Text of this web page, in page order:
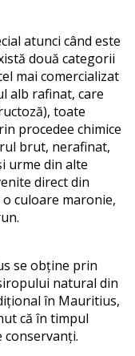
atunci când este
două categorii
mai comercializat
alb rafinat, care
toate
procedee chimice
brut, nerafinat,
urme din alte
direct din
culoare maronie,
se obține prin
natural din
în Mauritius,
că în timpul
conservanți.